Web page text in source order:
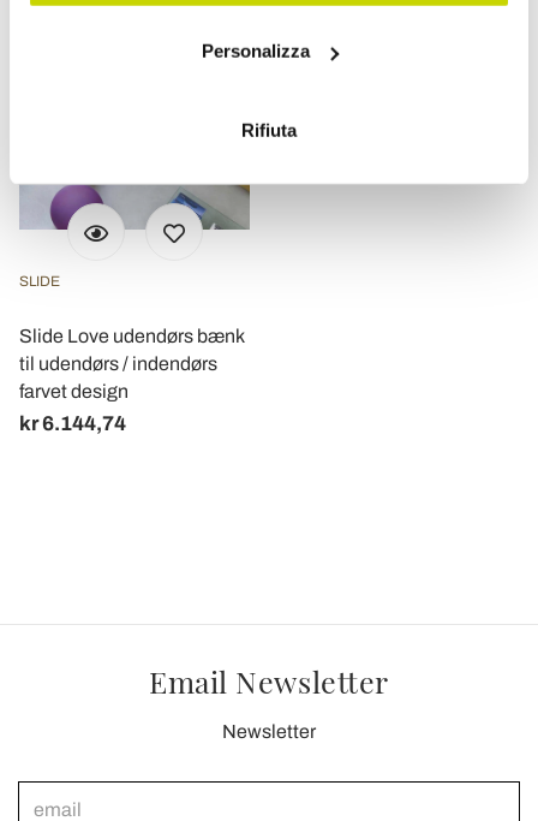
raccogliere informazioni sulla tua posizione
Identificare il tuo dispositivo, scansionandolo
(impronte digitali).
Approfondisci come vengono elaborati i tuoi dati personali
modificare o ritirare il tuo consenso in qualsiasi momento
Utilizziamo i cookie per personalizzare contenuti ed
annunci, per fornire funzionalità dei social media e per
analizzare il nostro traffico. Condividiamo inoltre
Personalizza
Rifiuta
SLIDE
Slide Love udendørs bænk
til udendørs / indendørs
farvet design
kr 6.144,74
Email Newsletter
Newsletter